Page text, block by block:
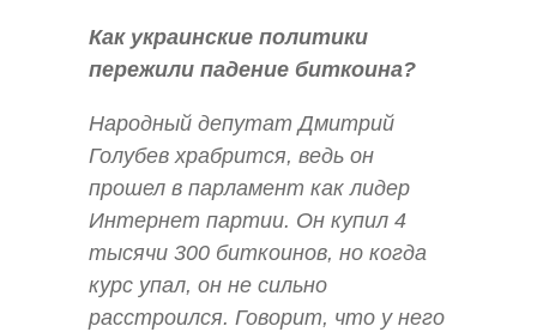
Как украинские политики
пережили падение биткоина?
Народный депутат Дмитрий
Голубев храбрится, ведь он
прошел в парламент как лидер
Интернет партии. Он купил 4
тысячи 300 биткоинов, но когда
курс упал, он не сильно
расстроился. Говорит, что у него